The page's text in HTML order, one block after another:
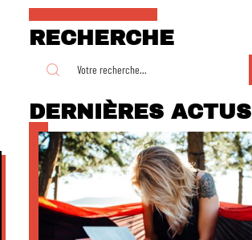
RECHERCHE
DERNIÈRES ACTUS